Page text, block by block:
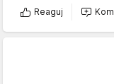
Reaguj